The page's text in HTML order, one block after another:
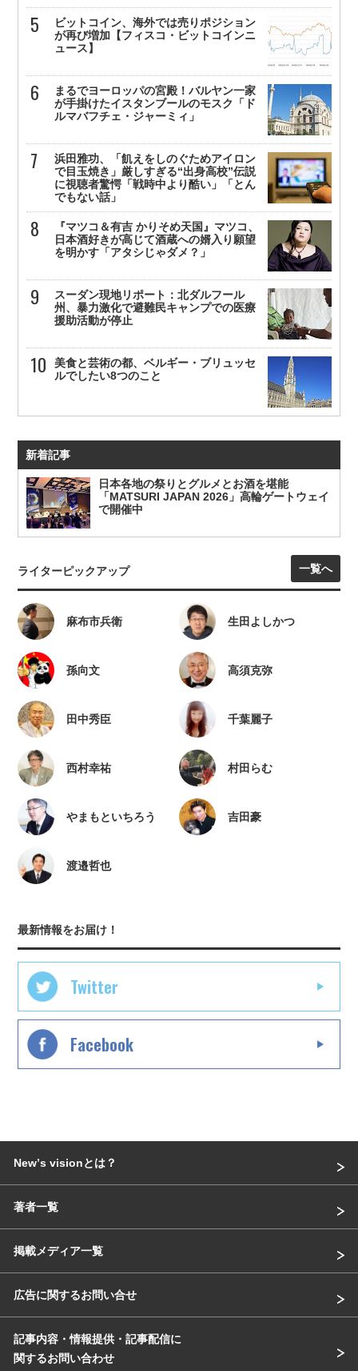
ビットコイン、海外では売りポジション
が再び増加【フィスコ・ビットコインニ
ュース】
まるでヨーロッパの宮殿！バルヤン一家
が手掛けたイスタンブールのモスク「ド
ルマバフチェ・ジャーミィ」
浜田雅功、「飢えをしのぐためアイロン
で目玉焼き」厳しすぎる“出身高校”伝説
に視聴者驚愕「戦時中より酷い」「とん
でもない話」
『マツコ＆有吉 かりそめ天国』マツコ、
日本酒好きが高じて酒蔵への婿入り願望
を明かす「アタシじゃダメ？」
スーダン現地リポート：北ダルフール
州、暴力激化で避難民キャンプでの医療
援助活動が停止
美食と芸術の都、ベルギー・ブリュッセ
ルでしたい8つのこと
新着記事
日本各地の祭りとグルメとお酒を堪能
「MATSURI JAPAN 2026」高輪ゲートウェイ
で開催中
ライターピックアップ 一覧へ
麻布市兵衛 生田よしかつ
孫向文 高須克弥
田中秀臣 千葉麗子
西村幸祐 村田らむ
やまもといちろう 吉田豪
渡邉哲也
最新情報をお届け！
Twitter
Facebook
Newʼs visionとは？
著者一覧
掲載メディア一覧
広告に関するお問い合せ
記事内容・情報提供・記事配信に
関するお問い合わせ